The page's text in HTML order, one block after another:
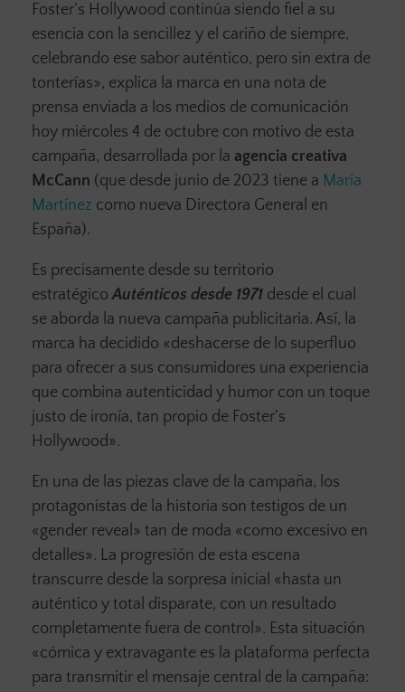
Foster’s Hollywood continúa siendo fiel a su
esencia con la sencillez y el cariño de siempre,
celebrando ese sabor auténtico, pero sin extra de
tonterías», explica la marca en una nota de
prensa enviada a los medios de comunicación
hoy miércoles 4 de octubre con motivo de esta
campaña, desarrollada por la agencia creativa
McCann (que desde junio de 2023 tiene a María
Martínez como nueva Directora General en
España).
Es precisamente desde su territorio
estratégicoAuténticos desde 1971 desde el cual
se aborda la nueva campaña publicitaria. Así, la
marca ha decidido «deshacerse de lo superfluo
para ofrecer a sus consumidores una experiencia
que combina autenticidad y humor con un toque
justo de ironía, tan propio de Foster’s
Hollywood».
En una de las piezas clave de la campaña, los
protagonistas de la historia son testigos de un
«gender reveal» tan de moda «como excesivo en
detalles». La progresión de esta escena
transcurre desde la sorpresa inicial «hasta un
auténtico y total disparate, con un resultado
completamente fuera de control». Esta situación
«cómica y extravagante es la plataforma perfecta
para transmitir el mensaje central de la campaña: